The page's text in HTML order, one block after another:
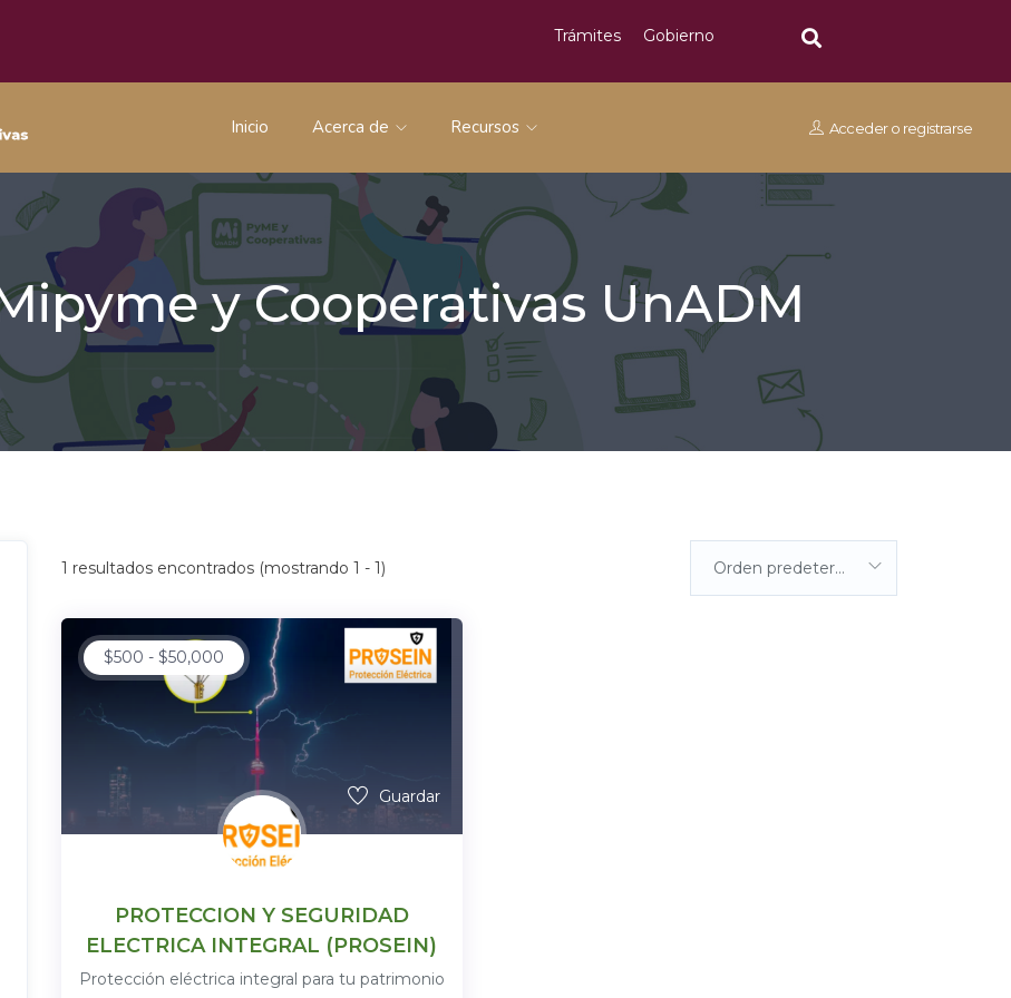
Trámites Gobierno
Inicio Acerca de Recursos Acceder o registrarse
y Cooperativas UnADM
1 resultados encontrados (mostrando 1 - 1) Orden predeterminada
$500 - $50,000
Guardar
PROTECCION Y SEGURIDAD
ELECTRICA INTEGRAL (PROSEIN)
Protección eléctrica integral para tu patrimonio